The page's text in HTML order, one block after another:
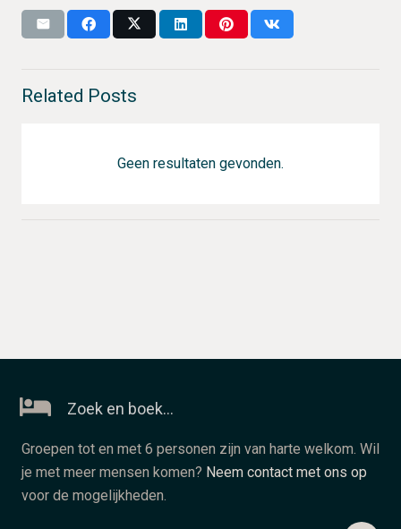
Related Posts
Geen resultaten gevonden.
Zoek en boek…
Groepen tot en met 6 personen zijn van harte welkom. Wil
je met meer mensen komen? Neem contact met ons op
voor de mogelijkheden.